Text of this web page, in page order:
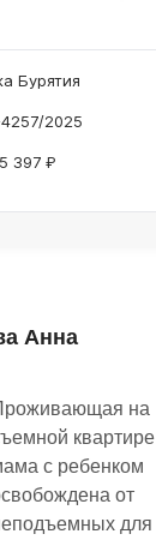
Бурятия
2025
397 ₽
Анна
на
квартире
с ребенком
от
для